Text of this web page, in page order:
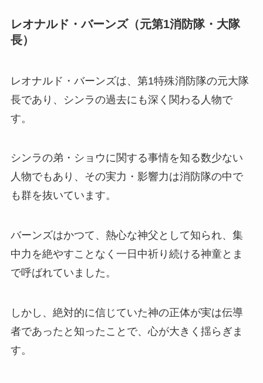
レオナルド・バーンズ（元第1消防隊・大隊
長）
レオナルド・バーンズは、第1特殊消防隊の元大隊
長であり、シンラの過去にも深く関わる人物で
す。
シンラの弟・ショウに関する事情を知る数少ない
人物でもあり、その実力・影響力は消防隊の中で
も群を抜いています。
バーンズはかつて、熱心な神父として知られ、集
中力を絶やすことなく一日中祈り続ける神童とま
で呼ばれていました。
しかし、絶対的に信じていた神の正体が実は伝導
者であったと知ったことで、心が大きく揺らぎま
す。